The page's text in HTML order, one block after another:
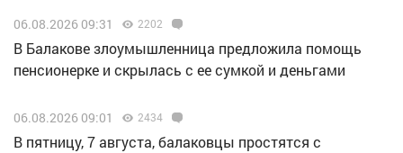
06.08.2026 09:31 2202
В Балакове злоумышленница предложила помощь
пенсионерке и скрылась с ее сумкой и деньгами
06.08.2026 09:01 2434
В пятницу, 7 августа, балаковцы простятся с